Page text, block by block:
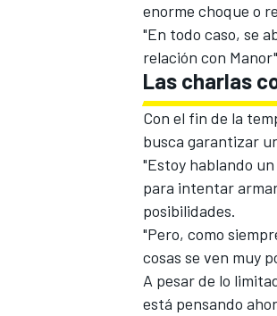
enorme choque o
"En todo caso, se
relación con
Las charlas
Con el fin de la
busca garantizar
"Estoy hablando
para intentar
posibilidades.
"Pero, como
cosas se ven muy
A pesar de lo
está pensando